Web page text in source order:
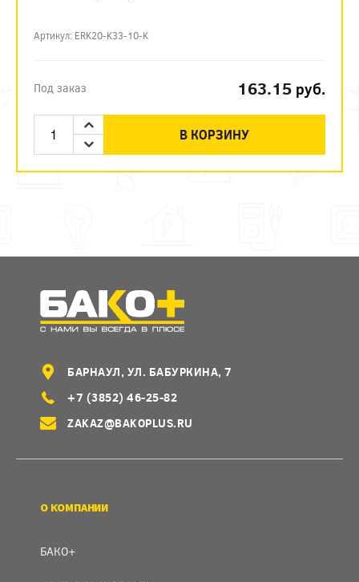
Артикул: ERK20-K33-10-K
Под заказ 163.15 руб.
В КОРЗИНУ
БАРНАУЛ, УЛ. БАБУРКИНА, 7
+7 (3852) 46-25-82
ZAKAZ@BAKOPLUS.RU
О КОМПАНИИ
БАКО+